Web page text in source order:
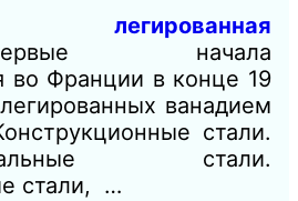
начала
во Франции в конце 19
ванадием
стали.
стали.
стали, …